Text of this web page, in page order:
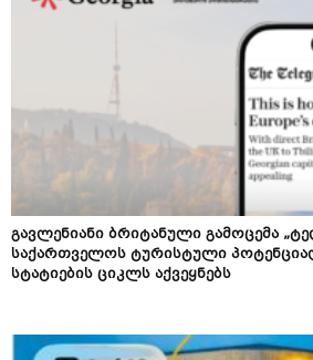
გავლენიანი ბრიტანული გამოცემა
საქართველოს ტურისტული
სტატიების ციკლს აქვეყნებს